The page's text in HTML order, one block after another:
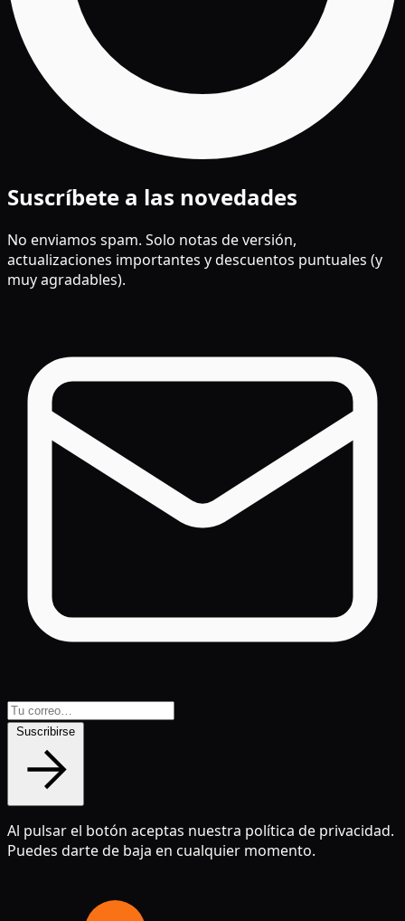
Suscríbete a las novedades
No enviamos spam. Solo notas de versión,
actualizaciones importantes y descuentos puntuales (y
muy agradables).
Al pulsar el botón aceptas nuestra política de privacidad.
Puedes darte de baja en cualquier momento.